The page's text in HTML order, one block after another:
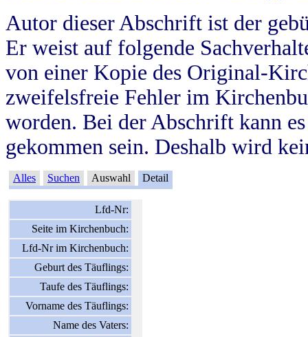
Autor dieser Abschrift ist der
Er weist auf folgende
von einer Kopie des Original-
zweifelsfreie Fehler im
worden. Bei der Abschrift kann
gekommen sein. Deshalb wird
Alles Suchen Auswahl Detail
Lfd-Nr:
Seite im Kirchenbuch:
Lfd-Nr im Kirchenbuch:
Geburt des Täuflings:
Taufe des Täuflings:
Vorname des Täuflings:
Name des Vaters: